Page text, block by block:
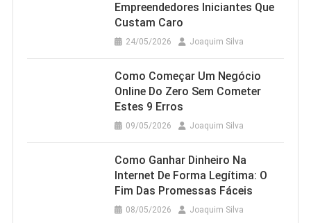
Empreendedores Iniciantes Que
Custam Caro
24/05/2026 Joaquim Silva
Como Começar Um Negócio
Online Do Zero Sem Cometer
Estes 9 Erros
09/05/2026 Joaquim Silva
Como Ganhar Dinheiro Na
Internet De Forma Legítima: O
Fim Das Promessas Fáceis
08/05/2026 Joaquim Silva